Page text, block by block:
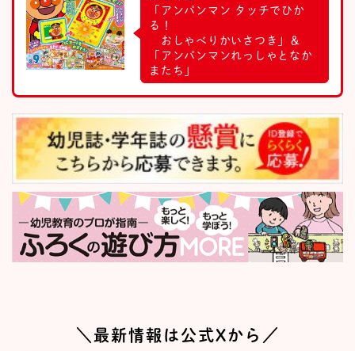
「アンパンマン タッチでひか
る！
おしゃべりかいさつき」＆
「アンパンマンれっしゃとなか
またち」
＼最新情報は公式Xから／